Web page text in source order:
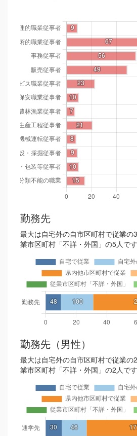
勤務先
最大は自宅外の自市区町村で従業の
業市区町村「不詳・外国」の5人です
勤務先（男性）
最大は自宅外の自市区町村で従業の
業市区町村「不詳・外国」の2人です